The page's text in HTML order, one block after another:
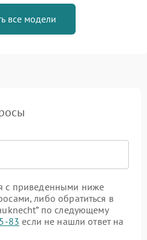
все модели
с приведенными ниже
либо обратиться в
по следующему
83 если не нашли ответ на